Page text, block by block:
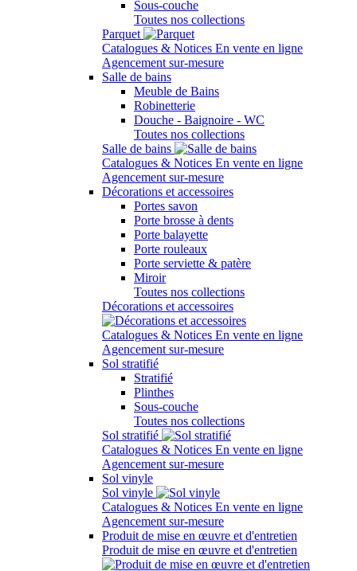
Sous-couche
Toutes nos collections
Parquet
Catalogues & Notices En vente en ligne
Agencement sur-mesure
Salle de bains
Meuble de Bains
Robinetterie
Douche - Baignoire - WC
Toutes nos collections
Salle de bains
Catalogues & Notices En vente en ligne
Agencement sur-mesure
Décorations et accessoires
Portes savon
Porte brosse à dents
Porte balayette
Porte rouleaux
Porte serviette & patère
Miroir
Toutes nos collections
Décorations et accessoires
Catalogues & Notices En vente en ligne
Agencement sur-mesure
Sol stratifié
Stratifié
Plinthes
Sous-couche
Toutes nos collections
Sol stratifié
Catalogues & Notices En vente en ligne
Agencement sur-mesure
Sol vinyle
Sol vinyle
Catalogues & Notices En vente en ligne
Agencement sur-mesure
Produit de mise en œuvre et d'entretien
Produit de mise en œuvre et d'entretien